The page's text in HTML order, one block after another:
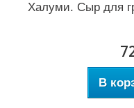
Халуми. Сыр для
В